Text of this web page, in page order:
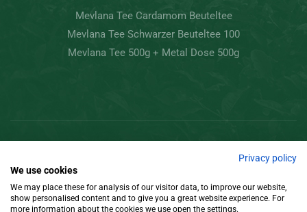
Mevlana Tee Cardamom Beuteltee
Mevlana Tee Schwarzer Beuteltee 100
Mevlana Tee 500g + Metal Dose 500g
Gestaltung
Privacy policy
We use cookies
We may place these for analysis of our visitor data, to improve our website,
show personalised content and to give you a great website experience. For
more information about the cookies we use open the settings.